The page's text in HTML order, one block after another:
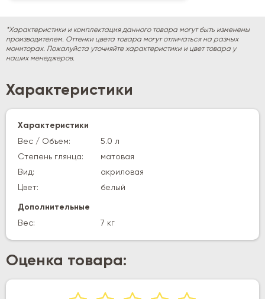
*Характеристики и комплектация данного товара могут быть изменены
производителем. Оттенки цвета товара могут отличаться на разных
мониторах. Пожалуйста уточняйте характеристики и цвет товара у
наших менеджеров.
Характеристики
Характеристики
Вес / Объем:
5.0 л
Степень глянца:
матовая
Вид:
акриловая
Цвет:
белый
Дополнительные
Вес:
7 кг
Оценка товара: